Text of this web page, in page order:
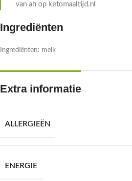
van ah op ketomaaltijd.nl
Ingrediënten
Ingrediënten: melk
Extra informatie
ALLERGIEËN
ENERGIE